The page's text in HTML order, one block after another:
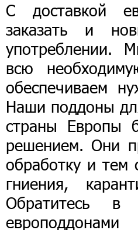
С доставкой
заказать и
употреблении.
всю
обеспечиваем
Наши поддоны
страны Европы
решением. Они
обработку и
гниения,
Обратитесь